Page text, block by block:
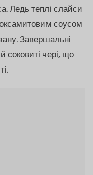
Ледь теплі слайси
соусом
Завершальні
соковиті чері, що